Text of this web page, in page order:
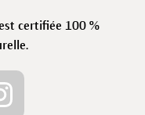
certifiée 100 %